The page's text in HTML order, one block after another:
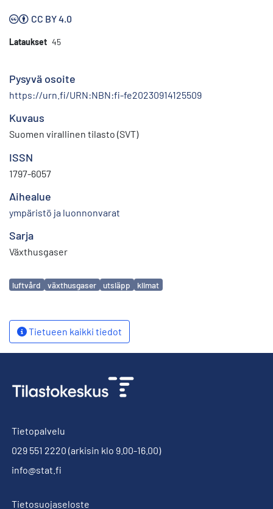
CC BY 4.0
Lataukset 45
Pysyvä osoite
https://urn.fi/URN:NBN:fi-fe20230914125509
Kuvaus
Suomen virallinen tilasto (SVT)
ISSN
1797-6057
Aihealue
ympäristö ja luonnonvarat
Sarja
Växthusgaser
Avainsanat
luftvård växthusgaser utsläpp klimat
Tietueen kaikki tiedot
Tietopalvelu
029 551 2220 (arkisin klo 9.00-16.00)
info@stat.fi
Tietosuojaseloste